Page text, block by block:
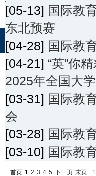
[05-13] 国际教
东北预赛
[04-28] 国际教
[04-21] “英”你
2025年全国大
[03-31] 国际教
会
[03-28] 国际教
[03-10] 国际教
首页 1 2 3 4 5 下一页 末页